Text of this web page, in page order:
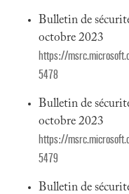
Bulletin de
octobre 2023
https://
5478
Bulletin de
octobre 2023
https://
5479
Bulletin de